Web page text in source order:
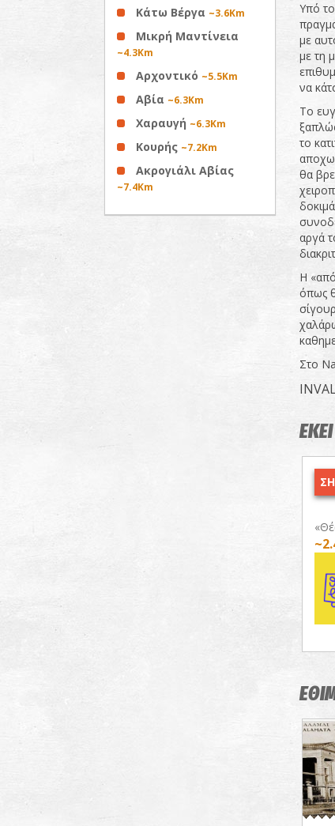
Κάτω Βέργα ~3.6Km
Μικρή Μαντίνεια
~4.3Km
Αρχοντικό ~5.5Km
Αβία ~6.3Km
Χαραυγή ~6.3Km
Κουρής ~7.2Km
Ακρογιάλι Αβίας
~7.4Km
Υπό
με
με τη
να
Το
το
θα
αργά
Η
όπως
Στο